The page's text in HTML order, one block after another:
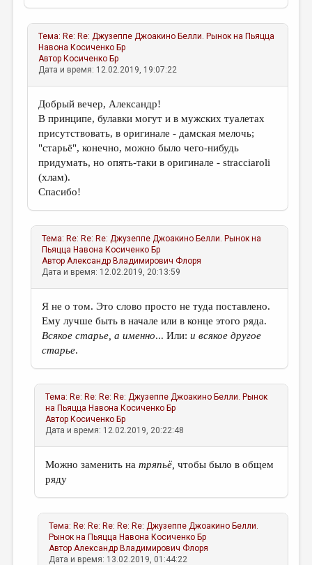
Тема:Re: Re: Джузеппе Джоакино Белли. Рынок на Пьяцца
Навона Косиченко Бр
АвторКосиченко Бр
Дата и время: 12.02.2019, 19:07:22
Добрый вечер, Александр!
В принципе, булавки могут и в мужских туалетах
присутствовать, в оригинале - дамская мелочь;
"старьё", конечно, можно было чего-нибудь
придумать, но опять-таки в оригинале - stracciaroli
(хлам).
Спасибо!
Тема:Re: Re: Re: Джузеппе Джоакино Белли. Рынок на
Пьяцца Навона Косиченко Бр
Автор Александр Владимирович Флоря
Дата и время: 12.02.2019, 20:13:59
Я не о том. Это слово просто не туда поставлено.
Ему лучше быть в начале или в конце этого ряда.
Всякое старье, а именно... Или:и всякое другое
старье.
Тема:Re: Re: Re: Re: Джузеппе Джоакино Белли. Рынок
на Пьяцца Навона Косиченко Бр
АвторКосиченко Бр
Дата и время: 12.02.2019, 20:22:48
Можно заменить натряпьё,чтобы было в общем
ряду
Тема:Re: Re: Re: Re: Re: Джузеппе Джоакино Белли.
Рынок на Пьяцца Навона Косиченко Бр
Автор Александр Владимирович Флоря
Дата и время: 13.02.2019, 01:44:22